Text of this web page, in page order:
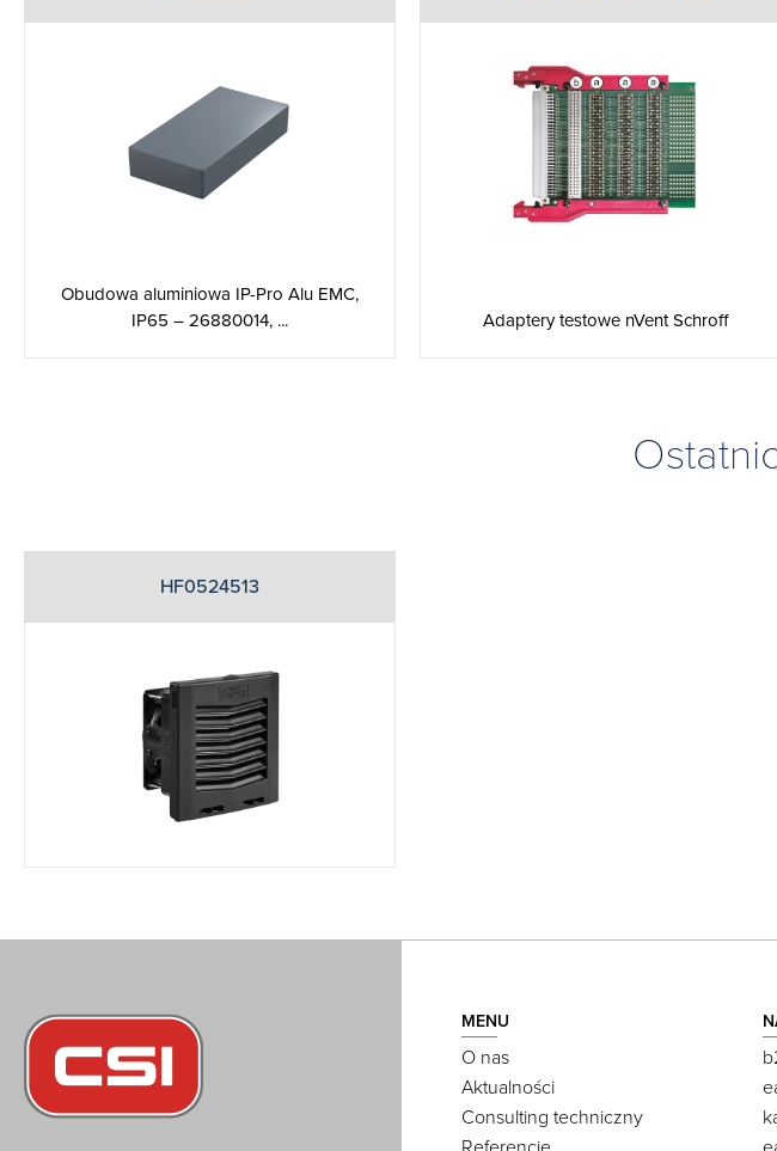
Obudowa aluminiowa IP-Pro Alu EMC,
IP65 – 26880014, ...
Adaptery testowe nVent Schroff
HF0524513
MENU
O nas
Aktualności
Consulting techniczny